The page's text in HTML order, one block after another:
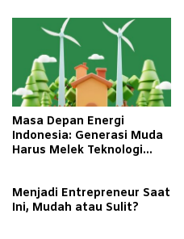
Masa Depan Energi
Indonesia: Generasi Muda
Harus Melek Teknologi
Menjadi Entrepreneur Saat
Ini, Mudah atau Sulit?